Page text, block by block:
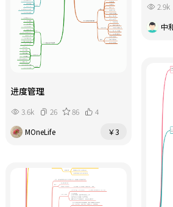
2.9k
中
进度管理
3.6k 26 86
4
MOneLife
￥3